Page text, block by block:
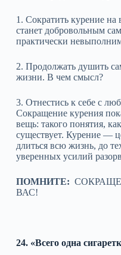
1. Сократить курение
станет добровольным
практически
2. Продолжать душить
жизни. В чем смысл?
3. Отнестись к себе с
Сокращение курения
вещь: такого понятия,
существует. Курение —
длиться всю жизнь, до
уверенных усилий
ПОМНИТЕ:
ВАС!
24. «Всего одна